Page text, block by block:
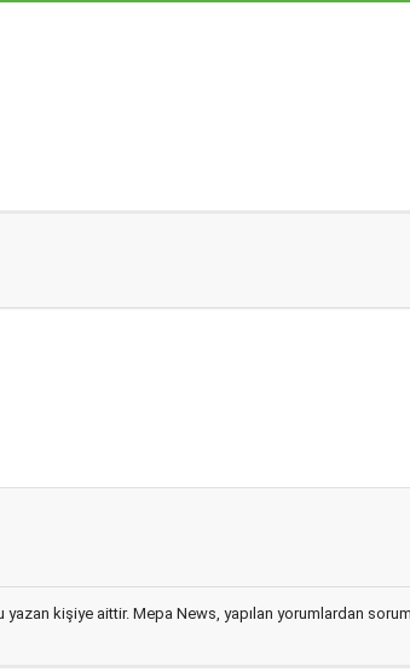
kişiye aittir. Mepa News, yapılan yorumlardan